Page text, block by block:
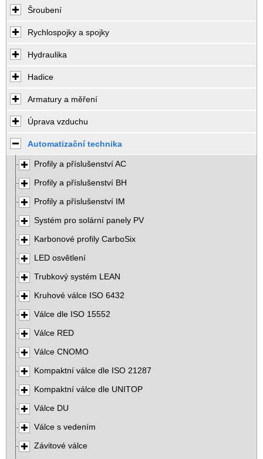
Šroubení
Rychlospojky a spojky
Hydraulika
Hadice
Armatury a měření
Úprava vzduchu
Automatizační technika
Profily a příslušenství AC
Profily a příslušenství BH
Profily a příslušenství IM
Systém pro solární panely PV
Karbonové profily CarboSix
LED osvětlení
Trubkový systém LEAN
Kruhové válce ISO 6432
Válce dle ISO 15552
Válce RED
Válce CNOMO
Kompaktní válce dle ISO 21287
Kompaktní válce dle UNITOP
Válce DU
Válce s vedením
Závitové válce